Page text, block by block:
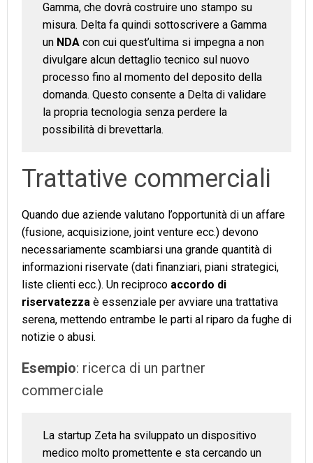
Gamma, che dovrà costruire uno stampo su
misura. Delta fa quindi sottoscrivere a Gamma
un NDA con cui quest’ultima si impegna a non
divulgare alcun dettaglio tecnico sul nuovo
processo fino al momento del deposito della
domanda. Questo consente a Delta di validare
la propria tecnologia senza perdere la
possibilità di brevettarla.
Trattative commerciali
Quando due aziende valutano l’opportunità di un affare
(fusione, acquisizione, joint venture ecc.) devono
necessariamente scambiarsi una grande quantità di
informazioni riservate (dati finanziari, piani strategici,
liste clienti ecc.). Un reciproco accordo di
riservatezza è essenziale per avviare una trattativa
serena, mettendo entrambe le parti al riparo da fughe di
notizie o abusi.
Esempio: ricerca di un partner
commerciale
La startup Zeta ha sviluppato un dispositivo
medico molto promettente e sta cercando un